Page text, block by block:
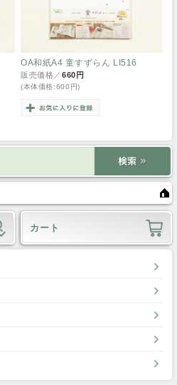
OA和紙A4 童すずらん LI516
販売価格／660円
(本体価格:600円)
カート